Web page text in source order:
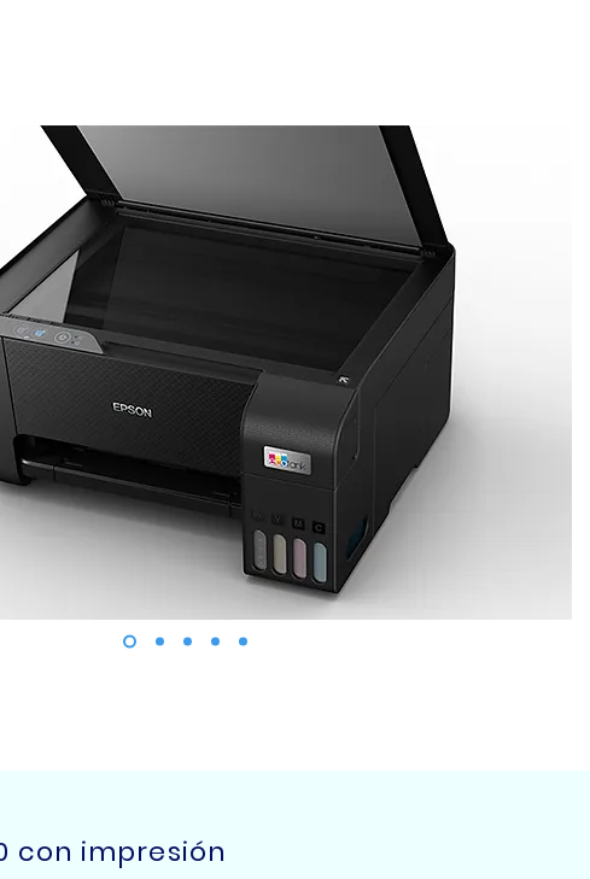
con impresión